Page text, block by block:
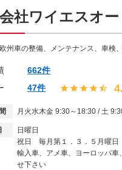
社ワイエスオ
州車の整備、メンテナンス、車検
662件
47件
月火水木金 9:30～18:30 / 土
日曜日
祝日 毎月第１．３．５月曜
輸入車、アメ車、ヨーロッパ
せ下さい